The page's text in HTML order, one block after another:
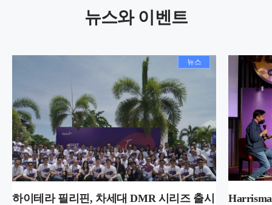
뉴스와 이벤트
뉴스
하이테라 필리핀, 차세대 DMR 시리즈 출시